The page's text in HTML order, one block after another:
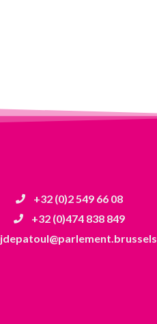
+32 (0)2 549 66 08
+32 (0)474 838 849
jdepatoul@parlement.brussels